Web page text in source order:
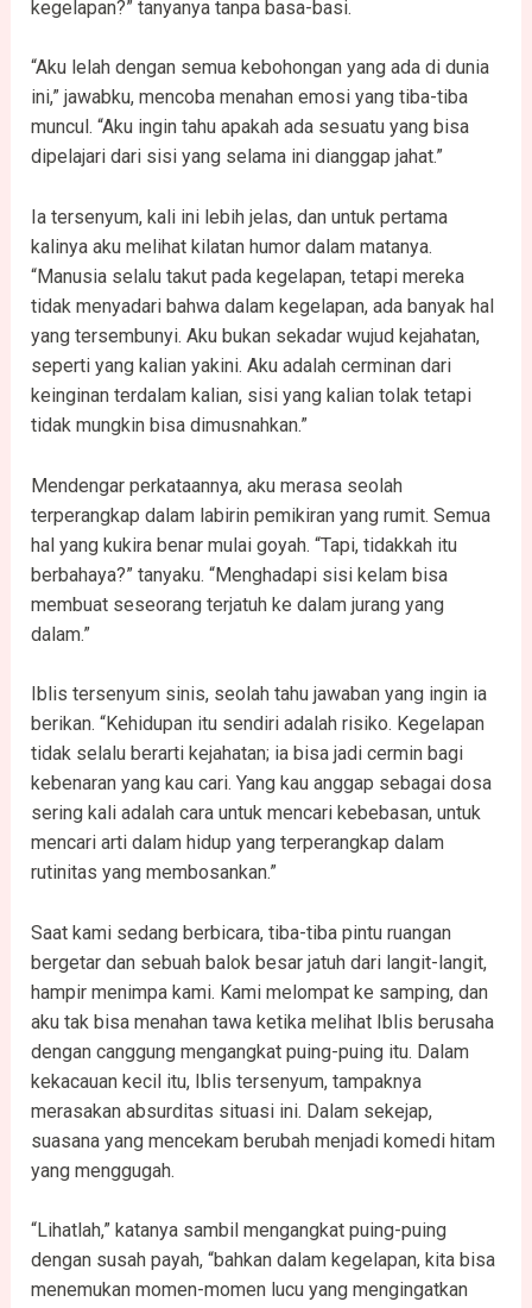
kegelapan?” tanyanya tanpa basa-basi.
“Aku lelah dengan semua kebohongan yang ada di dunia
ini,” jawabku, mencoba menahan emosi yang tiba-tiba
muncul. “Aku ingin tahu apakah ada sesuatu yang bisa
dipelajari dari sisi yang selama ini dianggap jahat.”
Ia tersenyum, kali ini lebih jelas, dan untuk pertama
kalinya aku melihat kilatan humor dalam matanya.
“Manusia selalu takut pada kegelapan, tetapi mereka
tidak menyadari bahwa dalam kegelapan, ada banyak hal
yang tersembunyi. Aku bukan sekadar wujud kejahatan,
seperti yang kalian yakini. Aku adalah cerminan dari
keinginan terdalam kalian, sisi yang kalian tolak tetapi
tidak mungkin bisa dimusnahkan.”
Mendengar perkataannya, aku merasa seolah
terperangkap dalam labirin pemikiran yang rumit. Semua
hal yang kukira benar mulai goyah. “Tapi, tidakkah itu
berbahaya?” tanyaku. “Menghadapi sisi kelam bisa
membuat seseorang terjatuh ke dalam jurang yang
dalam.”
Iblis tersenyum sinis, seolah tahu jawaban yang ingin ia
berikan. “Kehidupan itu sendiri adalah risiko. Kegelapan
tidak selalu berarti kejahatan; ia bisa jadi cermin bagi
kebenaran yang kau cari. Yang kau anggap sebagai dosa
sering kali adalah cara untuk mencari kebebasan, untuk
mencari arti dalam hidup yang terperangkap dalam
rutinitas yang membosankan.”
Saat kami sedang berbicara, tiba-tiba pintu ruangan
bergetar dan sebuah balok besar jatuh dari langit-langit,
hampir menimpa kami. Kami melompat ke samping, dan
aku tak bisa menahan tawa ketika melihat Iblis berusaha
dengan canggung mengangkat puing-puing itu. Dalam
kekacauan kecil itu, Iblis tersenyum, tampaknya
merasakan absurditas situasi ini. Dalam sekejap,
suasana yang mencekam berubah menjadi komedi hitam
yang menggugah.
“Lihatlah,” katanya sambil mengangkat puing-puing
dengan susah payah, “bahkan dalam kegelapan, kita bisa
menemukan momen-momen lucu yang mengingatkan